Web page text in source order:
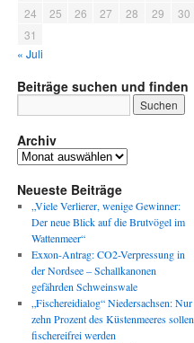
24
25 26 27 28 29
30
31
« Juli
Beiträge suchen und finden
Archiv
Archiv
Neueste Beiträge
„Viele Verlierer, wenige Gewinner:
Der neue Blick auf die Brutvögel im
Wattenmeer“
Exxon-Antrag: CO2-Verpressung in
der Nordsee – Schallkanonen
gefährden Schweinswale
„Fischereidialog“ Niedersachsen: Nur
zehn Prozent des Küstenmeeres sollen
fischereifrei werden